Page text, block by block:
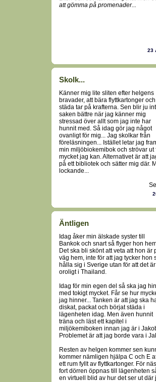
att gömma på promenader...
23
Skolk...
Känner mig lite sliten efter helgens
bravader, att bära flyttkartonger och
städa tar på krafterna. Sen blir ju
saken bättre när jag känner mig
stressad över allt som jag inte har
hunnit med. Så idag gör jag något
ovanligt för mig... Jag skolkar från
föreläsningen... Istället letar jag
min miljöbiokemibok och strövar
mycket jag kan. Alternativet är att
på ett bibliotek och sätter mig där.
lockande...
Äntligen
Idag åker min älskade syster till
Bankok och snart så flyger hon
Det ska bli skönt att veta att hon är
väg hem, inte för att jag tycker hon
hålla sig i Sverige utan för att det är
oroligt i Thailand.
Idag för min egen del så ska jag
med tokigt mycket. Får se hur
jag hinner... Tanken är att jag ska
diskat, packat och börjat städa i
lägenheten idag. Men även hunnit
träna och läst ett kapitel i
miljökemiboken innan jag är i
Problemet är att jag borde vara i
Resten av helgen kommer sen
kommer nämligen hjälpa C och E
ett rum fyllt av flyttkartonger. För
fort dörren öppnas till lägenheten
en virtuell blid av hur det ser ut där